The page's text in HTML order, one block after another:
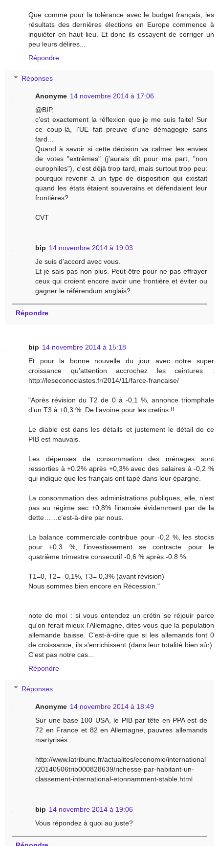
Que comme pour la tolérance avec le budget français, les
résultats des dernières élections en Europe commence à
inquiéter en haut lieu. Et donc ils essayent de corriger un
peu leurs délires...
Répondre
Réponses
Anonyme 14 novembre 2014 à 17:06
@BIP,
c'est exactement la réflexion que je me suis faite! Sur
ce coup-là, l'UE fait preuve d'une démagogie sans
fard...
Quand à savoir si cette décision va calmer les envies
de votes "extrêmes" (j'aurais dit pour ma part, "non
europhiles"), c'est déjà trop tard, mais surtout trop peu:
pourquoi revenir à un type de disposition qui existait
quand les états étaient souverains et défendaient leur
frontières?
CVT
bip 14 novembre 2014 à 19:03
Je suis d'accord avec vous.
Et je sais pas non plus. Peut-être pour ne pas effrayer
ceux qui croient encore avoir une frontière et éviter ou
gagner le référendum anglais?
Répondre
bip 14 novembre 2014 à 15:18
Et pour la bonne nouvelle du jour avec notre super
croissance qu'attention accrochez les ceintures :
http://leseconoclastes.fr/2014/11/farce-francaise/
"Après révision du T2 de 0 à -0,1 %, annonce triomphale
d’un T3 à +0,3 %. De l’avoine pour les cretins !!
Le diable est dans les détails et justement le détail de ce
PIB est mauvais.
Les dépenses de consommation des ménages sont
ressorties à +0.2% après +0,3% avec des salaires à -0,2 %
qui indique que les français ont tapé dans leur épargne.
La consommation des administrations publiques, elle, n’est
pas au régime sec +0,8% financée évidemment par de la
dette……c’est-à-dire par nous.
La balance commerciale contribue pour -0,2 %, les stocks
pour +0,3 %, l’investissement se contracte pour le
quatrième trimestre consecutif -0,6 % après -0.8 %.
T1=0, T2= -0,1%, T3= 0,3% (avant révision)
Nous sommes bien encore en Récession."
note de moi : si vous entendez un crétin se réjouir parce
qu'on ferait mieux l'Allemagne, dites-vous que la population
allemande baisse. C'est-à-dire que si les allemands font 0
de croissance, ils s'enrichissent (dans leur totalité bien sûr).
C'est pas notre cas...
Répondre
Réponses
Anonyme 14 novembre 2014 à 18:49
Sur une base 100 USA, le PIB par tête en PPA est de
72 en France et 82 en Allemagne, pauvres allemands
martyrisés...
http://www.latribune.fr/actualites/economie/international
/20140506trib000828639/richesse-par-habitant-un-
classement-international-etonnamment-stable.html
bip 14 novembre 2014 à 19:06
Vous répondez à quoi au juste?